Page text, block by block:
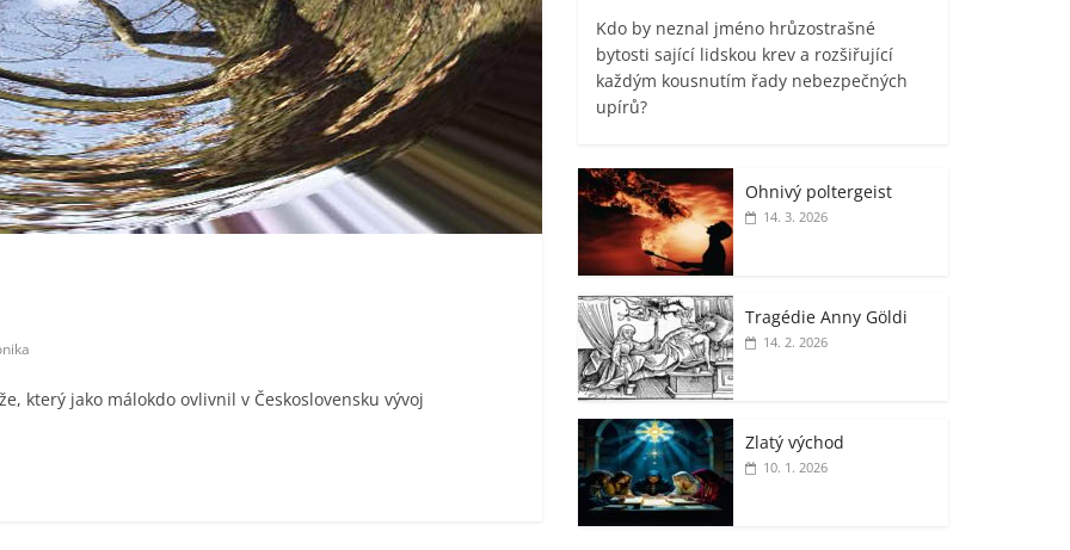
který jako málokdo ovlivnil v Československu vývoj
Kdo by neznal jméno hrůzostrašné
bytosti sající lidskou krev a rozšiřující
každým kousnutím řady nebezpečných
upírů?
Ohnivý poltergeist
14. 3. 2026
Tragédie Anny Göldi
14. 2. 2026
Zlatý východ
10. 1. 2026